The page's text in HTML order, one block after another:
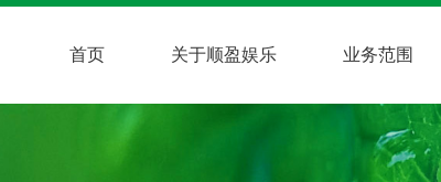
首页 关于顺盈娱乐 业务范围